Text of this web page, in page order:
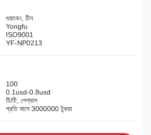
গুয়াংডং, চীন
Yongfu
ISO9001
YF-NP0213
100
0.1usd-0.8usd
টি/টি, পেপ্যাল
প্রতি মাসে 3000000 টুকরা